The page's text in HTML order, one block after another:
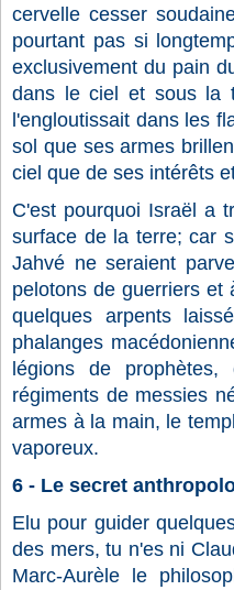
cervelle cesser
pourtant pas si
exclusivement du pain
dans le ciel et sous la
l'engloutissait dans les
sol que ses armes
ciel que de ses intérêts
C'est pourquoi Israël a
surface de la terre; car
Jahvé ne seraient
pelotons de guerriers et
quelques arpents
phalanges
légions de prophètes,
régiments de messies
armes à la main, le
vaporeux.
6 - Le secret
Elu pour guider
des mers, tu n'es ni
Marc-Aurèle le